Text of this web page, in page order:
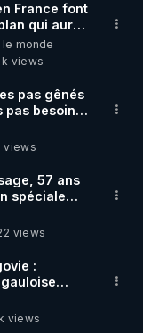
France font
qui aurait
2001
monde
views
pas gênés
pas besoin
views
57 ans
spéciale
👨 🚀✨
views
:
‪@gladysriifard5710‬ Laëtitia
views